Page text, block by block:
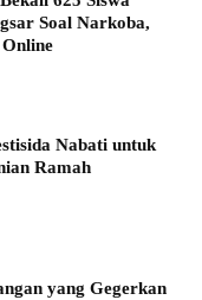
Soal Narkoba,
Nabati untuk
Ramah
yang Gegerkan